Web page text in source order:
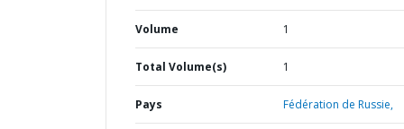
Volume 1
Total Volume(s) 1
Pays Fédération de Russie,